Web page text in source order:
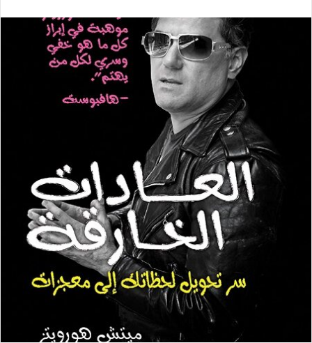
س
ل
ر
ي
د
ا
إ
ل
ك
ت
ر
و
ن
ا